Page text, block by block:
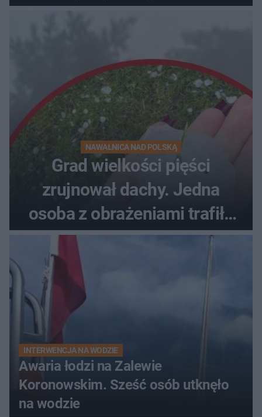
NAWAŁNICA NAD POLSKĄ
Grad wielkości pięści
zrujnował dachy. Jedna
osoba z obrażeniami trafiła
do szpitala
INTERWENCJA NA WODZIE
Awaria łodzi na Zalewie
Koronowskim. Sześć osób utknęło
na wodzie